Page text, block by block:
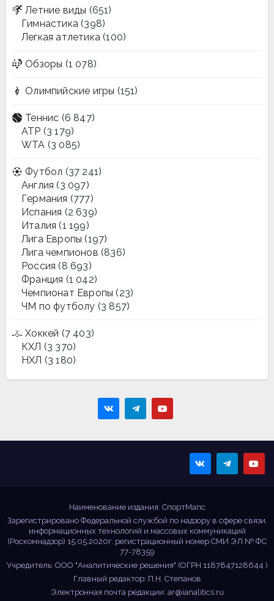
Летние виды (651)
Гимнастика (398)
Легкая атлетика (100)
Обзоры (1 078)
Олимпийские игры (151)
Теннис (6 847)
ATP (3 179)
WTA (3 085)
Футбол (37 241)
Англия (3 097)
Германия (777)
Испания (2 639)
Италия (1 199)
Лига Европы (197)
Лига чемпионов (836)
Россия (8 693)
Франция (1 042)
Чемпионат Европы (23)
ЧМ по футболу (3 857)
Хоккей (7 403)
КХЛ (3 370)
НХЛ (3 180)
Наименование издания: СпортМапс
Зарегистрировано Федеральной службой по надзору в сфере связи,
информационных технологий и массовых коммуникаций
(Роскомнадзор) 15.05.2020г. регистрационный номер СМИ ЭЛ № ФС
77-78359
Учредитель: ООО "Аналитические решения" (ОГРН 1187847128644 )
Главный редактор: П.Н. Степанов
Электронная почта редакции: ar@ianalitics.ru